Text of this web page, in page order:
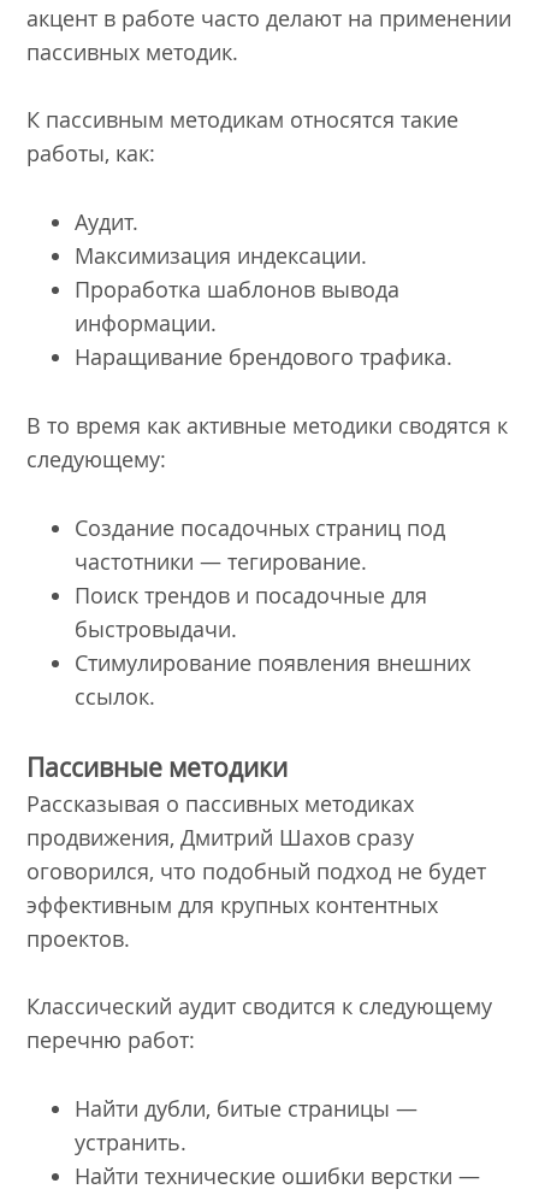
акцент в работе часто делают на применении
пассивных методик.
К пассивным методикам относятся такие
работы, как:
Аудит.
Максимизация индексации.
Проработка шаблонов вывода
информации.
Наращивание брендового трафика.
В то время как активные методики сводятся к
следующему:
Создание посадочных страниц под
частотники — тегирование.
Поиск трендов и посадочные для
быстровыдачи.
Стимулирование появления внешних
ссылок.
Пассивные методики
Рассказывая о пассивных методиках
продвижения, Дмитрий Шахов сразу
оговорился, что подобный подход не будет
эффективным для крупных контентных
проектов.
Классический аудит сводится к следующему
перечню работ:
Найти дубли, битые страницы —
устранить.
Найти технические ошибки верстки —